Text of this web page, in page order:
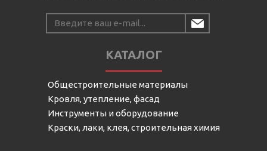
КАТАЛОГ
Общестроительные материалы
Кровля, утепление, фасад
Инструменты и оборудование
Краски, лаки, клея, строительная химия